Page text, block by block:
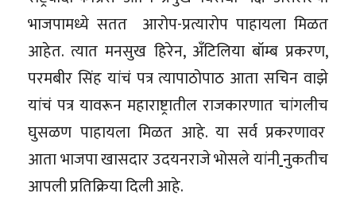
भाजपामध्ये सतत आरोप-प्रत्यारोप पाहायला मिळत
आहेत. त्यात मनसुख हिरेन, अँटिलिया बॉम्ब प्रकरण,
परमबीर सिंह यांचं पत्र त्यापाठोपाठ आता सचिन वाझे
यांचं पत्र यावरून महाराष्ट्रातील राजकारणात चांगलीच
घुसळण पाहायला मिळत आहे. या सर्व प्रकरणावर
आता भाजपा खासदार उदयनराजे भोसले यांनीनुकतीच
आपली प्रतिक्रिया दिली आहे.